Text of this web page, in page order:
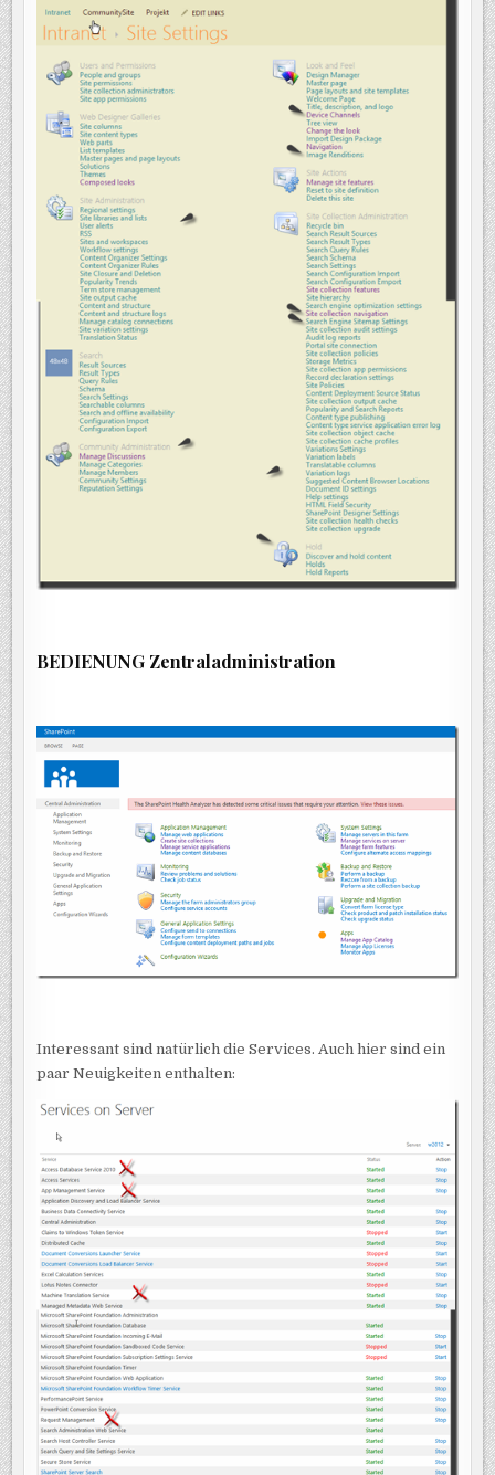
BEDIENUNG Zentraladministration
Interessant sind natürlich die Services. Auch hier sind ein
paar Neuigkeiten enthalten: